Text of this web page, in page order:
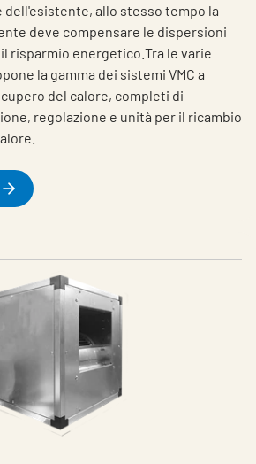
allo stesso tempo la
deve compensare le dispersioni
risparmio energetico. Tra le varie
la gamma dei sistemi VMC a
del calore, completi di
regolazione e unità per il ricambio